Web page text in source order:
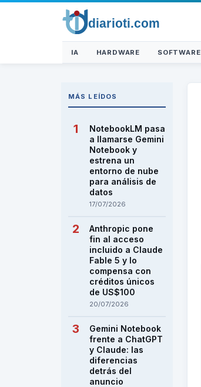
IA HARDWARE SOFTWARE
MÁS LEÍDOS
NotebookLM pasa
a llamarse Gemini
Notebook y
estrena un
entorno de nube
para análisis de
datos
17/07/2026
Anthropic pone
fin al acceso
incluido a Claude
Fable 5 y lo
compensa con
créditos únicos
de US$100
20/07/2026
Gemini Notebook
frente a ChatGPT
y Claude: las
diferencias
detrás del
anuncio